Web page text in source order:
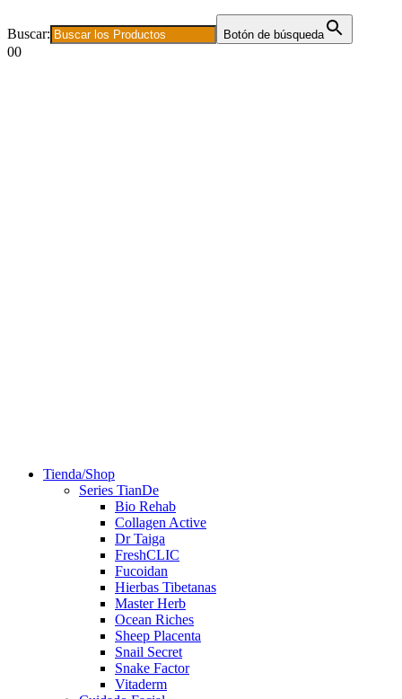
Buscar: Botón de búsqueda
00
Tienda/Shop
Series TianDe
Bio Rehab
Collagen Active
Dr Taiga
FreshCLIC
Fucoidan
Hierbas Tibetanas
Master Herb
Ocean Riches
Sheep Placenta
Snail Secret
Snake Factor
Vitaderm